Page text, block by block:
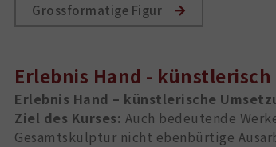
Grossformatige Figur
Erlebnis Hand -
Erlebnis Hand – künstlerische
Ziel des Kurses: Auch bedeutende
Gesamtskulptur nicht ebenbürtige